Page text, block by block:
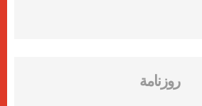
روزنامة